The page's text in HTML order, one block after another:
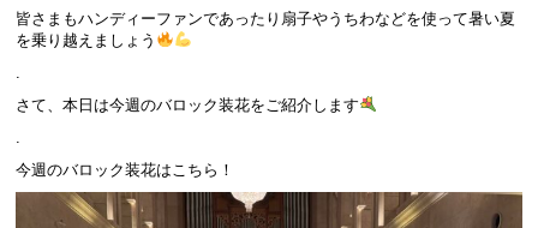
皆さまもハンディーファンであったり扇子やうちわなどを使って暑い夏
を乗り越えましょう
.
さて、本日は今週のバロック装花をご紹介します
.
今週のバロック装花はこちら！